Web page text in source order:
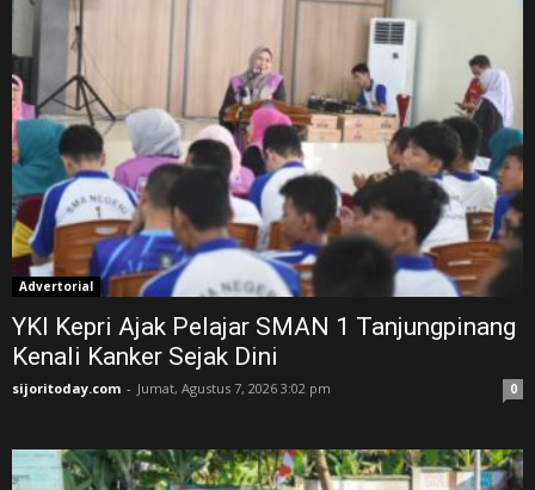
Advertorial
YKI Kepri Ajak Pelajar SMAN 1 Tanjungpinang
Kenali Kanker Sejak Dini
sijoritoday.com - Jumat, Agustus 7, 2026 3:02 pm 0